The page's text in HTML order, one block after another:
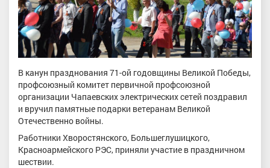
В канун празднования 71-ой годовщины Великой Победы,
профсоюзный комитет первичной профсоюзной
организации Чапаевских электрических сетей поздравил
и вручил памятные подарки ветеранам Великой
Отечественно войны.
Работники Хворостянского, Большеглушицкого,
Красноармейского РЭС, приняли участие в праздничном
шествии.